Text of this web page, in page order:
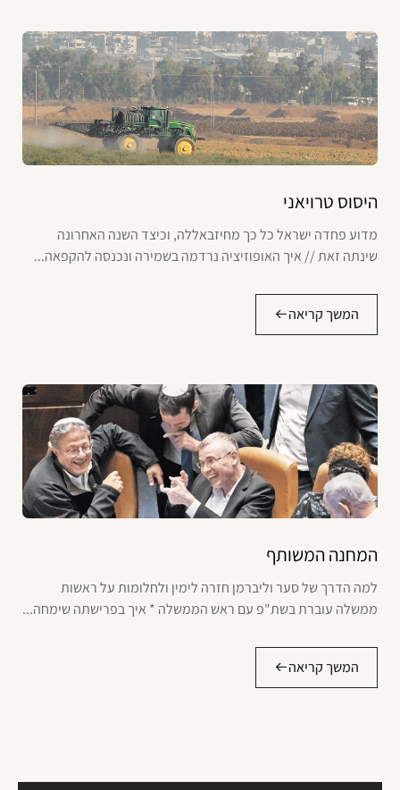
היסוס טרויאני
מדוע פחדה ישראל כל כך מחיזבאללה, וכיצד השנה האחרונה
שינתה זאת // איך האופוזיציה נרדמה בשמירה ונכנסה להקפאה...
המשך קריאה
המחנה המשותף
למה הדרך של סער וליברמן חזרה לימין ולחלומות על ראשות
ממשלה עוברת בשת"פ עם ראש הממשלה * איך בפרישתה שימחה...
המשך קריאה